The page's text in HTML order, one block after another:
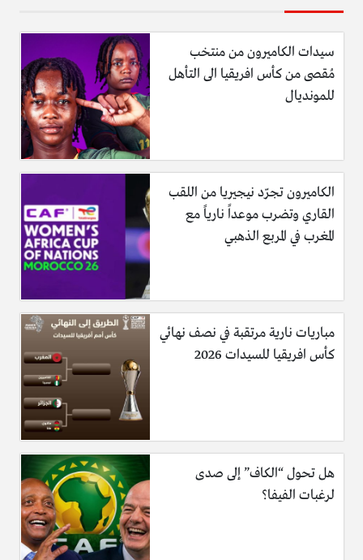
سيدات الكاميرون من منتخب
مُقصى من كأس افريقيا الى التأهل
للمونديال
الكاميرون تجرّد نيجيريا من اللقب
القاري وتضرب موعداً نارياً مع
المغرب في المربع الذهبي
مباريات نارية مرتقبة في نصف نهائي
كأس افريقيا للسيدات 2026
هل تحول “الكاف” إلى صدى
لرغبات الفيفا؟